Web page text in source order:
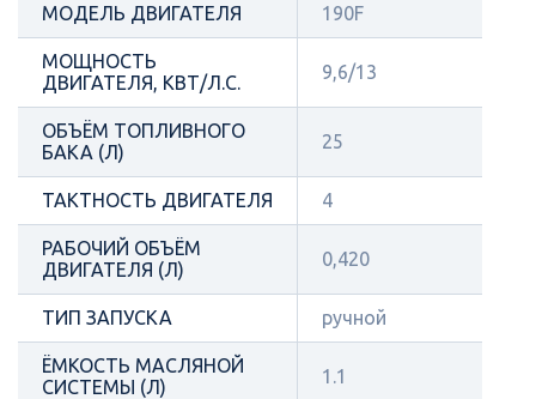
МОДЕЛЬ ДВИГАТЕЛЯ 190F
МОЩНОСТЬ
ДВИГАТЕЛЯ, КВТ/Л.С.
9,6/13
ОБЪЁМ ТОПЛИВНОГО
БАКА (Л)
25
ТАКТНОСТЬ ДВИГАТЕЛЯ 4
РАБОЧИЙ ОБЪЁМ
ДВИГАТЕЛЯ (Л)
0,420
ТИП ЗАПУСКА ручной
ЁМКОСТЬ МАСЛЯНОЙ
СИСТЕМЫ (Л)
1.1